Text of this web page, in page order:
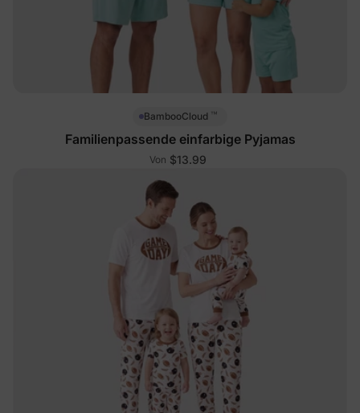
BambooCloud ™
Familienpassende einfarbige Pyjamas
Von $13.99